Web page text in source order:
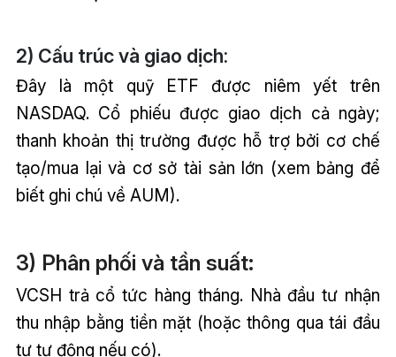
2) Cấu trúc và giao dịch:
Đây là một quỹ ETF được niêm yết trên
NASDAQ. Cổ phiếu được giao dịch cả ngày;
thanh khoản thị trường được hỗ trợ bởi cơ chế
tạo/mua lại và cơ sở tài sản lớn (xem bảng để
biết ghi chú về AUM).
3) Phân phối và tần suất:
VCSH trả cổ tức hàng tháng. Nhà đầu tư nhận
thu nhập bằng tiền mặt (hoặc thông qua tái đầu
tư tự động nếu có).